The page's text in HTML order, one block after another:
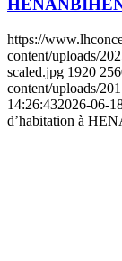
https://
content/uploads/
scaled.jpg 1920
content/uploads/
14:26:432026-06-
d’habitation à